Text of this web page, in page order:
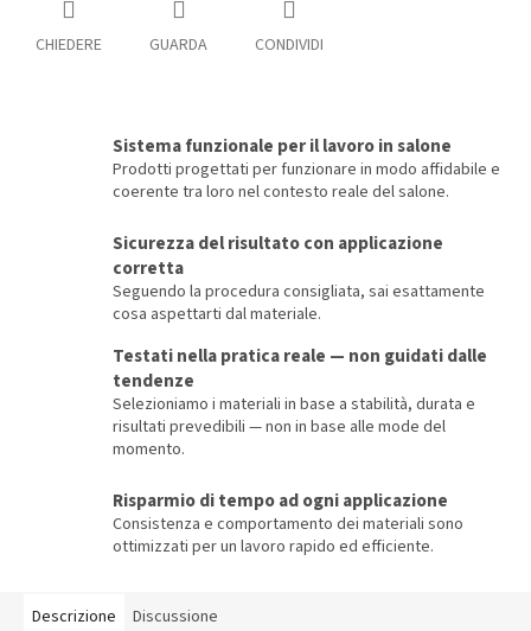
CHIEDERE GUARDA CONDIVIDI
Sistema funzionale per il lavoro in salone
Prodotti progettati per funzionare in modo affidabile e
coerente tra loro nel contesto reale del salone.
Sicurezza del risultato con applicazione
corretta
Seguendo la procedura consigliata, sai esattamente
cosa aspettarti dal materiale.
Testati nella pratica reale — non guidati dalle
tendenze
Selezioniamo i materiali in base a stabilità, durata e
risultati prevedibili — non in base alle mode del
momento.
Risparmio di tempo ad ogni applicazione
Consistenza e comportamento dei materiali sono
ottimizzati per un lavoro rapido ed efficiente.
Descrizione Discussione